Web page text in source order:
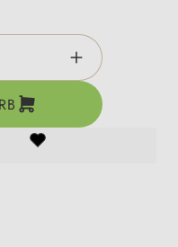
gewünschten